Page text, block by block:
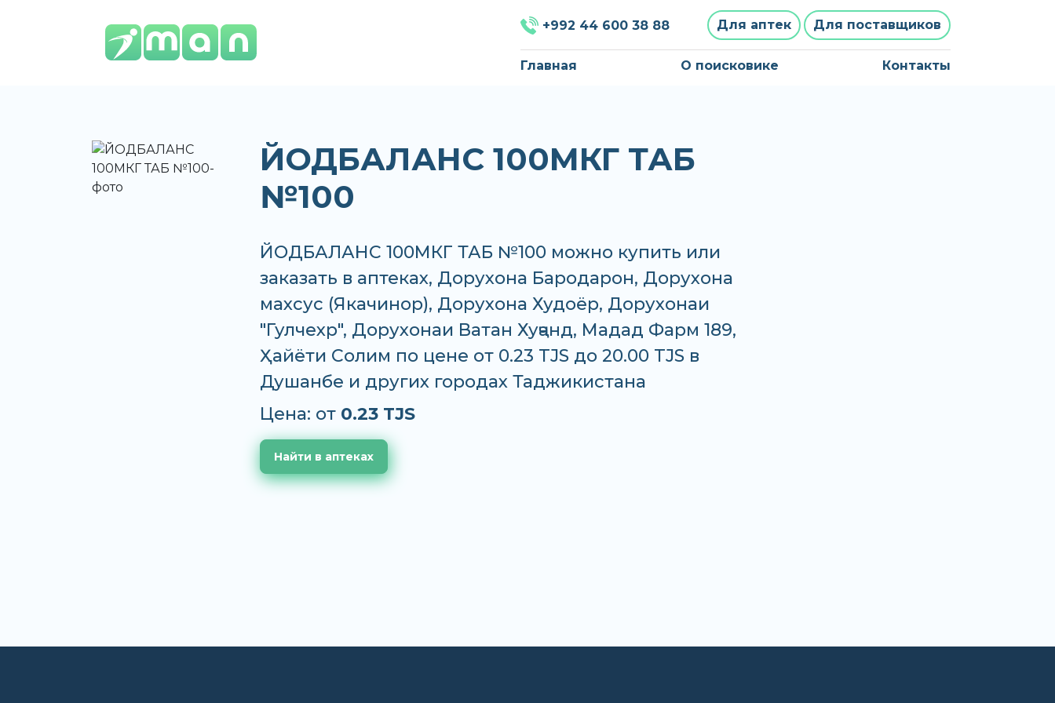
+992 44 600 38 88 Для аптек Для поставщиков
Главная О поисковике Контакты
ЙОДБАЛАНС 100МКГ ТАБ
№100
ЙОДБАЛАНС 100МКГ ТАБ №100 можно купить или
заказать в аптеках, Дорухона Бародарон, Дорухона
махсус (Якачинор), Дорухона Худоёр, Дорухонаи
"Гулчехр", Дорухонаи Ватан Хуҷанд, Мадад Фарм 189,
Ҳайёти Солим по цене от 0.23 TJS до 20.00 TJS в
Душанбе и других городах Таджикистана
Цена: от 0.23 TJS
Найти в аптеках